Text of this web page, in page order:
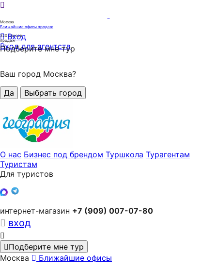
Москва
Ближайшие офисы продаж
320офисов
продаж
Вход
Вход для агентств
Подберите мне тур
Ваш город Москва?
Да
Выбрать город
О нас Бизнес под брендом Туршкола Турагентам
Туристам
Для туристов
интернет-магазин +7 (909) 007-07-80
вход
Подберите мне тур
Москва
Ближайшие офисы